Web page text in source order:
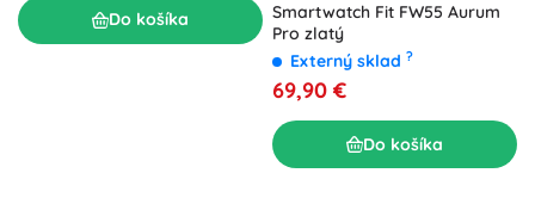
Do košíka
Smartwatch Fit FW55 Aurum
Pro zlatý
Externý sklad ?
69,90 €
Do košíka